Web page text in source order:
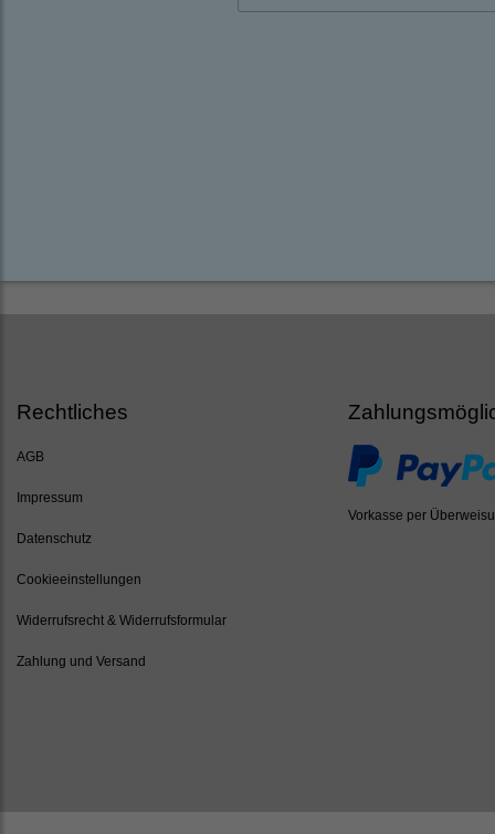
Rechtliches
AGB
Impressum
Datenschutz
Cookieeinstellungen
Widerrufsrecht & Widerrufsformular
Zahlung und Versand
Vorkasse per